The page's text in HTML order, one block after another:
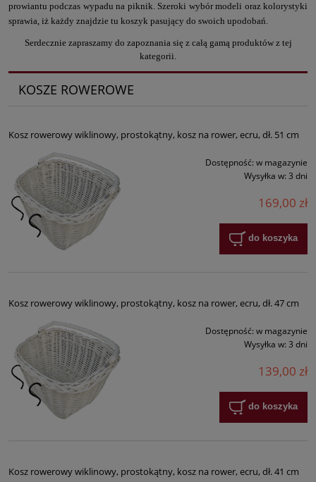
prowiantu podczas wypadu na piknik. Szeroki wybór modeli oraz kolorystyki
sprawia, iż każdy znajdzie tu koszyk pasujący do swoich upodobań.
Serdecznie zapraszamy do zapoznania się z całą gamą produktów z tej
kategorii.
KOSZE ROWEROWE
Kosz rowerowy wiklinowy, prostokątny, kosz na rower, ecru, dł. 51 cm
Dostępność: w magazynie
Wysyłka w: 3 dni
169,00 zł
do koszyka
Kosz rowerowy wiklinowy, prostokątny, kosz na rower, ecru, dł. 47 cm
Dostępność: w magazynie
Wysyłka w: 3 dni
139,00 zł
do koszyka
Kosz rowerowy wiklinowy, prostokątny, kosz na rower, ecru, dł. 41 cm